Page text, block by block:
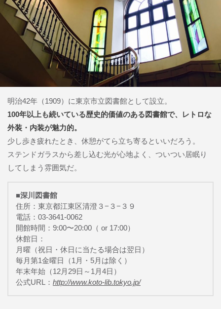
明治42年（1909）に東京市立図書館として設立。
100年以上も続いている歴史的価値のある図書館で、レトロな
外装・内装が魅力的。
少し歩き疲れたとき、休憩がてら立ち寄るといいだろう。
ステンドガラスから差し込む光が心地よく、ついつい居眠り
してしまう雰囲気だ。
■深川図書館
住所：東京都江東区清澄３−３−３９
電話：03-3641-0062
開館時間：9:00〜20:00（ or 17:00）
休館日：
月曜（祝日・休日に当たる場合は翌日）
毎月第1金曜日（1月・5月は除く）
年末年始（12月29日～1月4日）
公式URL： http://www.koto-lib.tokyo.jp/